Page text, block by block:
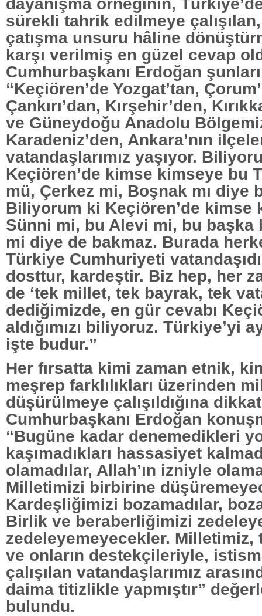
sürekli tahrik edilmeye çalışılan,
çatışma unsuru hâline
karşı verilmiş en güzel cevap
Cumhurbaşkanı Erdoğan
“Keçiören’de Yozgat’tan,
Çankırı’dan, Kırşehir’den,
ve Güneydoğu Anadolu
Karadeniz’den, Ankara’nın
vatandaşlarımız yaşıyor.
Keçiören’de kimse kimseye bu
mü, Çerkez mi, Boşnak mı diye
Biliyorum ki Keçiören’de kimse
Sünni mi, bu Alevi mi, bu başka
mi diye de bakmaz. Burada
Türkiye Cumhuriyeti
dosttur, kardeştir. Biz hep, her
de ‘tek millet, tek bayrak, tek
dediğimizde, en gür cevabı
aldığımızı biliyoruz. Türkiye’yi
işte budur.”
Her fırsatta kimi zaman etnik,
meşrep farklılıkları üzerinden
düşürülmeye çalışıldığına
Cumhurbaşkanı Erdoğan
“Bugüne kadar denemedikleri
kaşımadıkları hassasiyet
olamadılar, Allah’ın izniyle
Milletimizi birbirine
Kardeşliğimizi bozamadılar,
Birlik ve beraberliğimizi
zedeleyemeyecekler.
ve onların destekçileriyle,
çalışılan vatandaşlarımız
daima titizlikle yapmıştır”
bulundu.